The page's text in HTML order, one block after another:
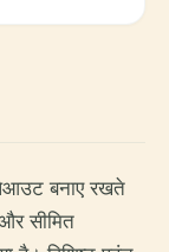
बनाए रखते
सीमित